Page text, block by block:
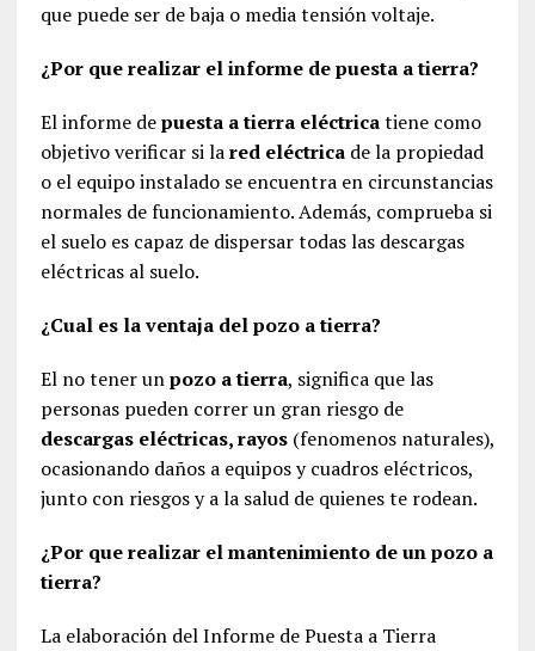
que puede ser de baja o media tensión voltaje.
¿Por que realizar el informe de puesta a tierra?
El informe depuesta a tierra eléctricatiene como
objetivo verificar si lared eléctricade la propiedad
o el equipo instalado se encuentra en circunstancias
normales de funcionamiento. Además, comprueba si
el suelo es capaz de dispersar todas las descargas
eléctricas al suelo.
¿Cual es la ventaja del pozo a tierra?
El no tener unpozo a tierra, significa que las
personas pueden correr un gran riesgo de
descargas eléctricas, rayos(fenomenos naturales),
ocasionando daños a equipos y cuadros eléctricos,
junto con riesgos y a la salud de quienes te rodean.
¿Por que realizar el mantenimiento de un pozo a
tierra?
La elaboración del Informe de Puesta a Tierra